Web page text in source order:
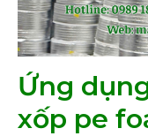
Ứng
xốp pe